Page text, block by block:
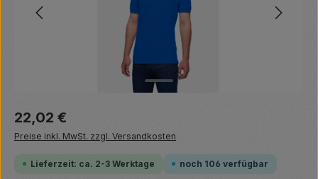
Regulärer Preis:
22,02 €
Preise inkl. MwSt. zzgl. Versandkosten
Lieferzeit: ca. 2-3 Werktage noch 106 verfügbar